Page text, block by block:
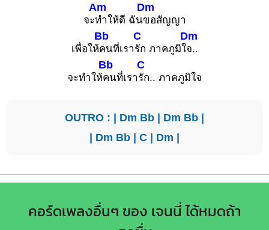
จะ
Am
ทำให้ดี ฉัน
Dm
ขอสัญญา
เพื่อให้
Bb
คนที่เรา
C
รัก ภาคภูมิใ
Dm
จ..
จะทำให้
Bb
คนที่เรา
C
รัก.. ภาคภูมิใจ
OUTRO : | Dm Bb | Dm Bb |
| Dm Bb | C | Dm |
คอร์ดเพลงอื่นๆ ของ เจนนี่ ได้หมดถ้า